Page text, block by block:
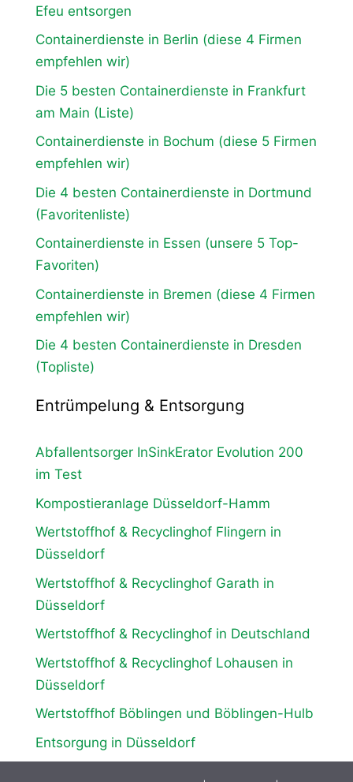
Efeu entsorgen
Containerdienste in Berlin (diese 4 Firmen
empfehlen wir)
Die 5 besten Containerdienste in Frankfurt
am Main (Liste)
Containerdienste in Bochum (diese 5 Firmen
empfehlen wir)
Die 4 besten Containerdienste in Dortmund
(Favoritenliste)
Containerdienste in Essen (unsere 5 Top-
Favoriten)
Containerdienste in Bremen (diese 4 Firmen
empfehlen wir)
Die 4 besten Containerdienste in Dresden
(Topliste)
Entrümpelung & Entsorgung
Abfallentsorger InSinkErator Evolution 200
im Test
Kompostieranlage Düsseldorf-Hamm
Wertstoffhof & Recyclinghof Flingern in
Düsseldorf
Wertstoffhof & Recyclinghof Garath in
Düsseldorf
Wertstoffhof & Recyclinghof in Deutschland
Wertstoffhof & Recyclinghof Lohausen in
Düsseldorf
Wertstoffhof Böblingen und Böblingen-Hulb
Entsorgung in Düsseldorf